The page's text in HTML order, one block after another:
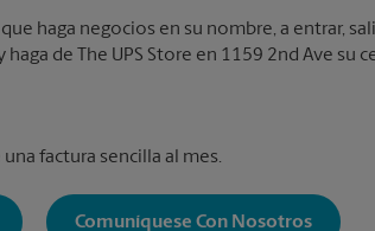
los Servicios de Envío y Embalaje
haga negocios en su nombre, a entrar,
de The UPS Store en 1159 2nd Ave su
factura sencilla al mes.
Comuníquese Con Nosotros